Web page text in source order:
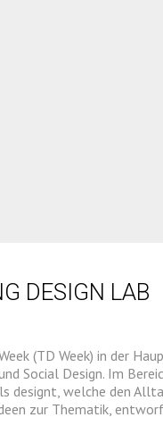
DESIGN LAB
(TD Week) in der
Social Design. Im
designt, welche den
zur Thematik,